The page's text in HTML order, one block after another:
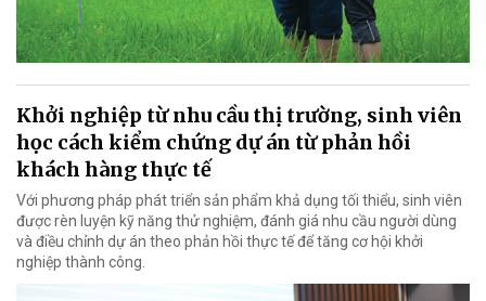
Khởi nghiệp từ nhu cầu thị trường, sinh viên
học cách kiểm chứng dự án từ phản hồi
khách hàng thực tế
Với phương pháp phát triển sản phẩm khả dụng tối thiểu, sinh viên
được rèn luyện kỹ năng thử nghiệm, đánh giá nhu cầu người dùng
và điều chỉnh dự án theo phản hồi thực tế để tăng cơ hội khởi
nghiệp thành công.